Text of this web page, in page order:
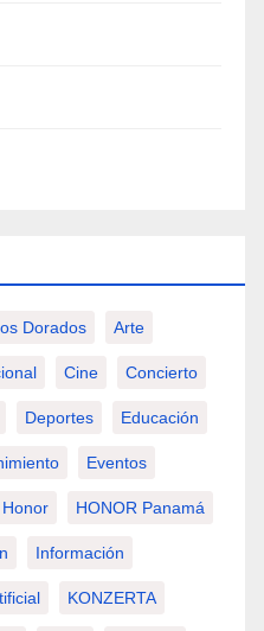
Dorados Arte
Cine Concierto
Deportes Educación
Eventos
Honor HONOR Panamá
Información
KONZERTA